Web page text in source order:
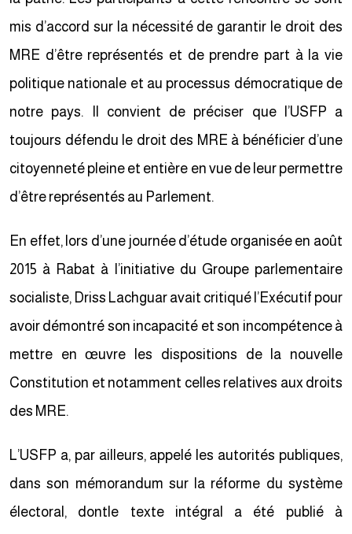
mis d’accord sur la nécessité de garantir le droit des
MRE d’être représentés et de prendre part à la vie
politique nationale et au processus démocratique de
notre pays. Il convient de préciser que l’USFP a
toujours défendu le droit des MRE à bénéficier d’une
citoyenneté pleine et entière en vue de leur permettre
d’être représentés au Parlement.
En effet, lors d’une journée d’étude organisée en août
2015 à Rabat à l’initiative du Groupe parlementaire
socialiste, Driss Lachguar avait critiqué l’Exécutif pour
avoir démontré son incapacité et son incompétence à
mettre en œuvre les dispositions de la nouvelle
Constitution et notamment celles relatives aux droits
des MRE.
L’USFP a, par ailleurs, appelé les autorités publiques,
dans son mémorandum sur la réforme du système
électoral, dontle texte intégral a été publié à